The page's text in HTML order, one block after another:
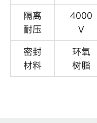
隔离
耐压
4000
V
密封
材料
环氧
树脂